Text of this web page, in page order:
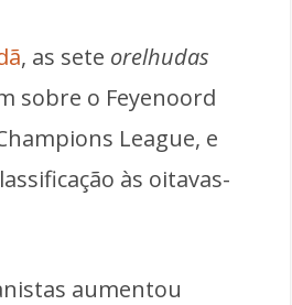
, as sete orelhudas
sobre o Feyenoord
League, e
às oitavas-
aumentou